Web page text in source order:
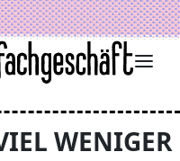
WENIGER